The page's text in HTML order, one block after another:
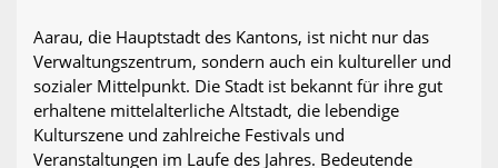
Aarau, die Hauptstadt des Kantons, ist nicht nur das
Verwaltungszentrum, sondern auch ein kultureller und
sozialer Mittelpunkt. Die Stadt ist bekannt für ihre gut
erhaltene mittelalterliche Altstadt, die lebendige
Kulturszene und zahlreiche Festivals und
Veranstaltungen im Laufe des Jahres. Bedeutende